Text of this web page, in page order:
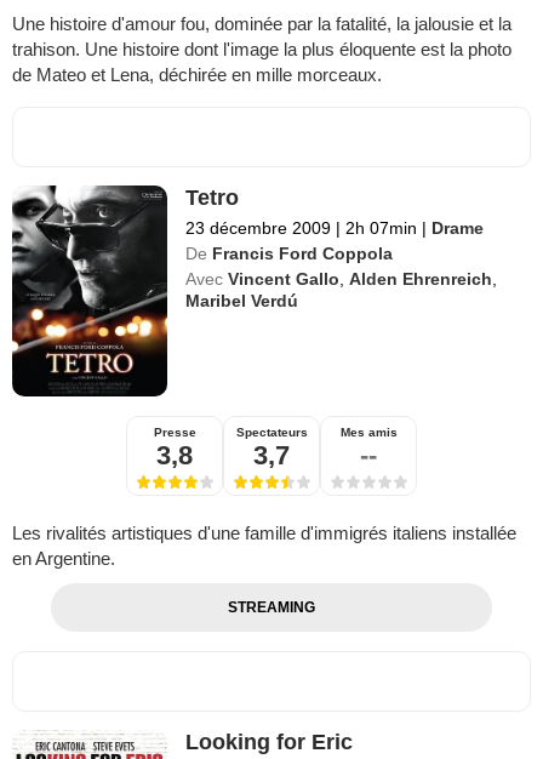
Une histoire d'amour fou, dominée par la fatalité, la jalousie et la
trahison. Une histoire dont l'image la plus éloquente est la photo
de Mateo et Lena, déchirée en mille morceaux.
Tetro
23 décembre 2009 | 2h 07min | Drame
De Francis Ford Coppola
Avec Vincent Gallo ,Alden Ehrenreich
Maribel Verdú
Presse
3,8
Spectateurs
3,7
Mes amis
--
Les rivalités artistiques d'une famille d'immigrés italiens installée
en Argentine.
STREAMING
Looking for Eric